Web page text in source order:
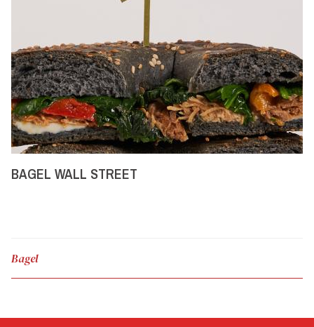
BAGEL WALL STREET
Bagel